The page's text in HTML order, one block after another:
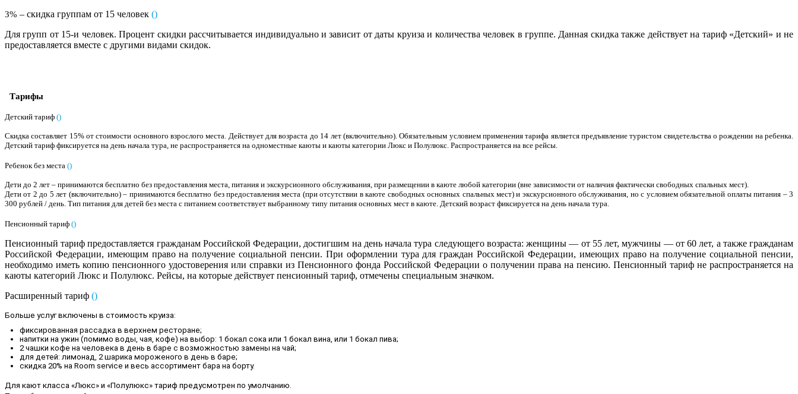
3% – скидка группам от 15 человек ()
Для групп от 15-и человек. Процент скидки рассчитывается индивидуально и зависит от даты круиза и количества человек в группе. Данная скидка также действует на тариф «Детский» и не
предоставляется вместе с другими видами скидок.
Тарифы
Детский тариф ()
Скидка составляет 15% от стоимости основного взрослого места. Действует для возраста до 14 лет (включительно). Обязательным условием применения тарифа является предъявление туристом свидетельства о рождении на ребенка.
Детский тариф фиксируется на день начала тура, не распространяется на одноместные каюты и каюты категории Люкс и Полулюкс. Распространяется на все рейсы.
Ребенок без места ()
Дети до 2 лет – принимаются бесплатно без предоставления места, питания и экскурсионного обслуживания, при размещении в каюте любой категории (вне зависимости от наличия фактически свободных спальных мест).
Дети от 2 до 5 лет (включительно) – принимаются бесплатно без предоставления места (при отсутствии в каюте свободных основных спальных мест) и экскурсионного обслуживания, но с условием обязательной оплаты питания – 3
300 рублей / день. Тип питания для детей без места с питанием соответствует выбранному типу питания основных мест в каюте. Детский возраст фиксируется на день начала тура.
Пенсионный тариф ()
Пенсионный тариф предоставляется гражданам Российской Федерации, достигшим на день начала тура следующего возраста: женщины — от 55 лет, мужчины — от 60 лет, а также гражданам
Российской Федерации, имеющим право на получение социальной пенсии. При оформлении тура для граждан Российской Федерации, имеющих право на получение социальной пенсии,
необходимо иметь копию пенсионного удостоверения или справки из Пенсионного фонда Российской Федерации о получении права на пенсию. Пенсионный тариф не распространяется на
каюты категорий Люкс и Полулюкс. Рейсы, на которые действует пенсионный тариф, отмечены специальным значком.
Расширенный тариф ()
Больше услуг включены в стоимость круиза:
фиксированная рассадка в верхнем ресторане;
напитки на ужин (помимо воды, чая, кофе) на выбор: 1 бокал сока или 1 бокал вина, или 1 бокал пива;
2 чашки кофе на человека в день в баре с возможностью замены на чай;
для детей: лимонад, 2 шарика мороженого в день в баре;
скидка 20% на Room service и весь ассортимент бара на борту.
Для кают класса «Люкс» и «Полулюкс» тариф предусмотрен по умолчанию.